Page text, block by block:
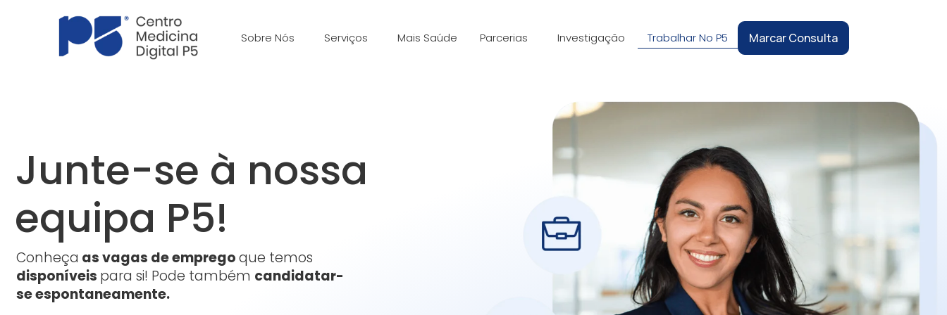
Sobre Nós Serviços Mais Saúde Parcerias Investigação Trabalhar No P5 Marcar Consulta
Junte-se à nossa
equipa P5!
Conheça as vagas de empregoque temos
disponíveis para si! Pode também candidatar-
se espontaneamente.